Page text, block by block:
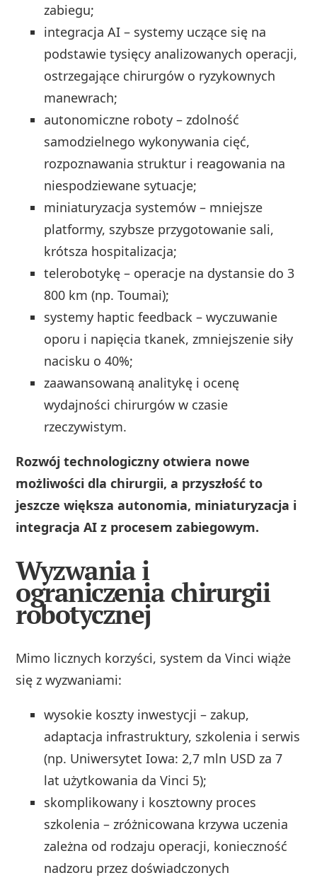
zabiegu;
integracja AI – systemy uczące się na
podstawie tysięcy analizowanych operacji,
ostrzegające chirurgów o ryzykownych
manewrach;
autonomiczne roboty – zdolność
samodzielnego wykonywania cięć,
rozpoznawania struktur i reagowania na
niespodziewane sytuacje;
miniaturyzacja systemów – mniejsze
platformy, szybsze przygotowanie sali,
krótsza hospitalizacja;
telerobotykę – operacje na dystansie do 3
800 km (np. Toumai);
systemy haptic feedback – wyczuwanie
oporu i napięcia tkanek, zmniejszenie siły
nacisku o 40%;
zaawansowaną analitykę i ocenę
wydajności chirurgów w czasie
rzeczywistym.
Rozwój technologiczny otwiera nowe
możliwości dla chirurgii, a przyszłość to
jeszcze większa autonomia, miniaturyzacja i
integracja AI z procesem zabiegowym.
Wyzwania i
ograniczenia chirurgii
robotycznej
Mimo licznych korzyści, system da Vinci wiąże
się z wyzwaniami:
wysokie koszty inwestycji – zakup,
adaptacja infrastruktury, szkolenia i serwis
(np. Uniwersytet Iowa: 2,7 mln USD za 7
lat użytkowania da Vinci 5);
skomplikowany i kosztowny proces
szkolenia – zróżnicowana krzywa uczenia
zależna od rodzaju operacji, konieczność
nadzoru przez doświadczonych